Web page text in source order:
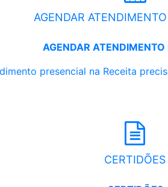
AGENDAR
AGENDAR ATENDIMENTO
presencial na Receita
CERTIDÕES